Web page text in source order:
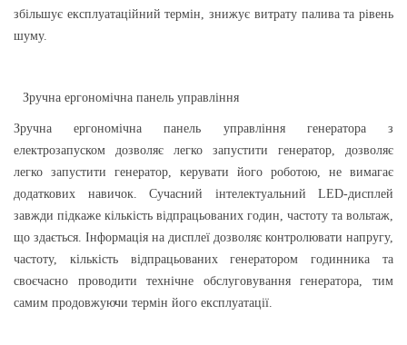
збільшує експлуатаційний термін, знижує витрату палива та рівень
шуму.
Зручна ергономічна панель управління
Зручна ергономічна панель управління генератора з
електрозапуском дозволяє легко запустити генератор, дозволяє
легко запустити генератор, керувати його роботою, не вимагає
додаткових навичок. Сучасний інтелектуальний LED-дисплей
завжди підкаже кількість відпрацьованих годин, частоту та вольтаж,
що здається. Інформація на дисплеї дозволяє контролювати напругу,
частоту, кількість відпрацьованих генератором годинника та
своєчасно проводити технічне обслуговування генератора, тим
самим продовжуючи термін його експлуатації.